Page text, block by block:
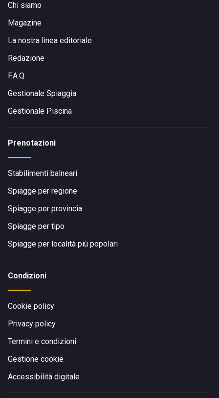
Chi siamo
Magazine
La nostra linea editoriale
Redazione
F.A.Q.
Gestionale Spiaggia
Gestionale Piscina
Prenotazioni
Stabilimenti balneari
Spiagge per regione
Spiagge per provincia
Spiagge per tipo
Spiagge per località più popolari
Condizioni
Cookie policy
Privacy policy
Termini e condizioni
Gestione cookie
Accessibilità digitale